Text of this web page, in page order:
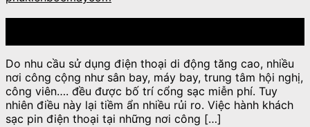
Do nhu cầu sử dụng điện thoại di động tăng cao, nhiều
nơi công cộng như sân bay, máy bay, trung tâm hội nghị,
công viên…. đều được bố trí cổng sạc miễn phí. Tuy
nhiên điều này lại tiềm ẩn nhiều rủi ro. Việc hành khách
sạc pin điện thoại tại những nơi công […]